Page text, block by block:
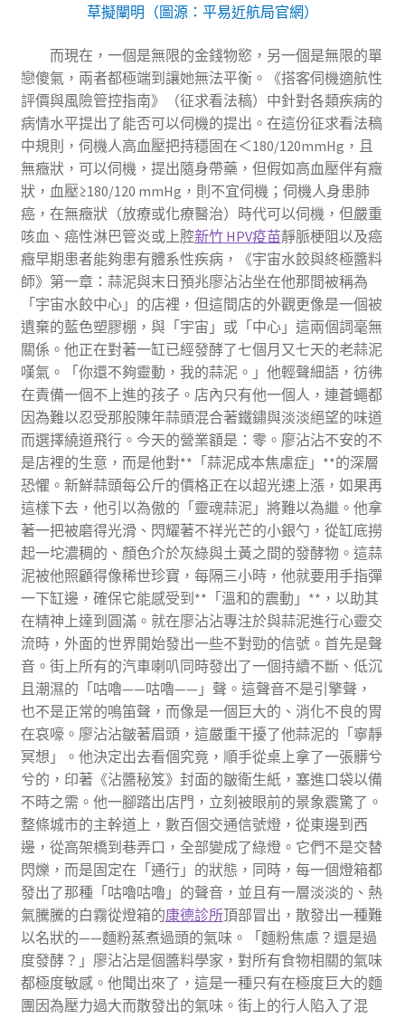
草擬闡明（圖源：平易近航局官網）
而現在，一個是無限的金錢物慾，另一個是無限的單
戀傻氣，兩者都極端到讓她無法平衡。《搭客伺機適航性
評價與風險管控指南》（征求看法稿）中針對各類疾病的
病情水平提出了能否可以伺機的提出。在這份征求看法稿
中規則，伺機人高血壓把持穩固在＜180/120mmHg，且
無癥狀，可以伺機，提出隨身帶藥，但假如高血壓伴有癥
狀，血壓≥180/120 mmHg，則不宜伺機；伺機人身患肺
癌，在無癥狀（放療或化療醫治）時代可以伺機，但嚴重
咳血、癌性淋巴管炎或上腔新竹 HPV疫苗靜脈梗阻以及癌
癥早期患者能夠患有體系性疾病，《宇宙水餃與終極醬料
師》第一章：蒜泥與末日預兆廖沾沾坐在他那間被稱為
「宇宙水餃中心」的店裡，但這間店的外觀更像是一個被
遺棄的藍色塑膠棚，與「宇宙」或「中心」這兩個詞毫無
關係。他正在對著一缸已經發酵了七個月又七天的老蒜泥
嘆氣。「你還不夠靈動，我的蒜泥。」他輕聲細語，彷彿
在責備一個不上進的孩子。店內只有他一個人，連蒼蠅都
因為難以忍受那股陳年蒜頭混合著鐵鏽與淡淡絕望的味道
而選擇繞道飛行。今天的營業額是：零。廖沾沾不安的不
是店裡的生意，而是他對**「蒜泥成本焦慮症」**的深層
恐懼。新鮮蒜頭每公斤的價格正在以超光速上漲，如果再
這樣下去，他引以為傲的「靈魂蒜泥」將難以為繼。他拿
著一把被磨得光滑、閃耀著不祥光芒的小銀勺，從缸底撈
起一坨濃稠的、顏色介於灰綠與土黃之間的發酵物。這蒜
泥被他照顧得像稀世珍寶，每隔三小時，他就要用手指彈
一下缸邊，確保它能感受到**「溫和的震動」**，以助其
在精神上達到圓滿。就在廖沾沾專注於與蒜泥進行心靈交
流時，外面的世界開始發出一些不對勁的信號。首先是聲
音。街上所有的汽車喇叭同時發出了一個持續不斷、低沉
且潮濕的「咕嚕——咕嚕——」聲。這聲音不是引擎聲，
也不是正常的鳴笛聲，而像是一個巨大的、消化不良的胃
在哀嚎。廖沾沾皺著眉頭，這嚴重干擾了他蒜泥的「寧靜
冥想」。他決定出去看個究竟，順手從桌上拿了一張髒兮
兮的，印著《沾醬秘笈》封面的皺衛生紙，塞進口袋以備
不時之需。他一腳踏出店門，立刻被眼前的景象震驚了。
整條城市的主幹道上，數百個交通信號燈，從東邊到西
邊，從高架橋到巷弄口，全部變成了綠燈。它們不是交替
閃爍，而是固定在「通行」的狀態，同時，每一個燈箱都
發出了那種「咕嚕咕嚕」的聲音，並且有一層淡淡的、熱
氣騰騰的白霧從燈箱的康德診所頂部冒出，散發出一種難
以名狀的——麵粉蒸煮過頭的氣味。「麵粉焦慮？還是過
度發酵？」廖沾沾是個醬料學家，對所有食物相關的氣味
都極度敏感。他聞出來了，這是一種只有在極度巨大的麵
團因為壓力過大而散發出的氣味。街上的行人陷入了混